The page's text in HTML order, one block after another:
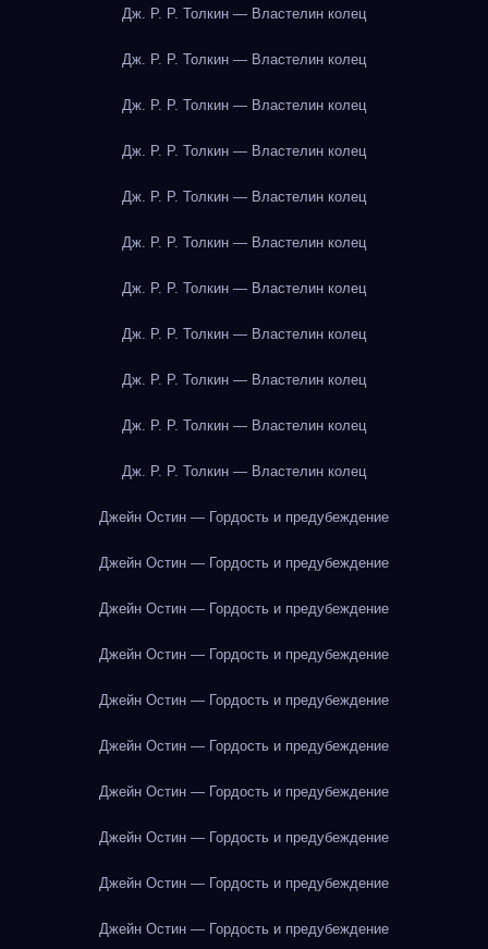
Дж. Р. Р. Толкин — Властелин колец
Дж. Р. Р. Толкин — Властелин колец
Дж. Р. Р. Толкин — Властелин колец
Дж. Р. Р. Толкин — Властелин колец
Дж. Р. Р. Толкин — Властелин колец
Дж. Р. Р. Толкин — Властелин колец
Дж. Р. Р. Толкин — Властелин колец
Дж. Р. Р. Толкин — Властелин колец
Дж. Р. Р. Толкин — Властелин колец
Дж. Р. Р. Толкин — Властелин колец
Дж. Р. Р. Толкин — Властелин колец
Джейн Остин — Гордость и предубеждение
Джейн Остин — Гордость и предубеждение
Джейн Остин — Гордость и предубеждение
Джейн Остин — Гордость и предубеждение
Джейн Остин — Гордость и предубеждение
Джейн Остин — Гордость и предубеждение
Джейн Остин — Гордость и предубеждение
Джейн Остин — Гордость и предубеждение
Джейн Остин — Гордость и предубеждение
Джейн Остин — Гордость и предубеждение